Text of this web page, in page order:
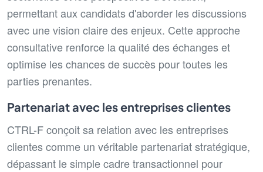
permettant aux candidats d'aborder les discussions
avec une vision claire des enjeux. Cette approche
consultative renforce la qualité des échanges et
optimise les chances de succès pour toutes les
parties prenantes.
Partenariat avec les entreprises clientes
CTRL-F conçoit sa relation avec les entreprises
clientes comme un véritable partenariat stratégique,
dépassant le simple cadre transactionnel pour